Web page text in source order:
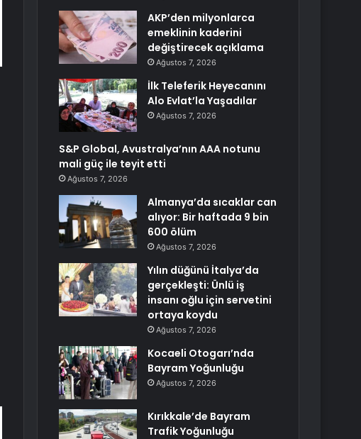
AKP’den milyonlarca
emeklinin kaderini
değiştirecek açıklama
Ağustos 7, 2026
İlk Teleferik Heyecanını
Alo Evlat’la Yaşadılar
Ağustos 7, 2026
S&P Global, Avustralya’nın AAA notunu
mali güç ile teyit etti
Ağustos 7, 2026
Almanya’da sıcaklar can
alıyor: Bir haftada 9 bin
600 ölüm
Ağustos 7, 2026
Yılın düğünü İtalya’da
gerçekleşti: Ünlü iş
insanı oğlu için servetini
ortaya koydu
Ağustos 7, 2026
Kocaeli Otogarı’nda
Bayram Yoğunluğu
Ağustos 7, 2026
Kırıkkale’de Bayram
Trafik Yoğunluğu